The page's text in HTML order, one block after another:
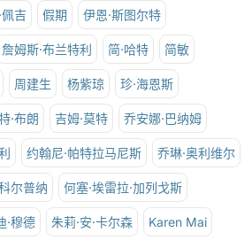
吉 假期 伊恩·斯图尔特
詹姆斯·布兰特利 简·哈特 简敏
周建生 杨紫琼 珍·海恩斯
·布朗 吉姆·莫特 乔安娜·巴纳姆
约翰尼·帕特拉马尼斯 乔琳·奥利维尔
尔普纳 何塞·埃雷拉·加列戈斯
·穆德 朱莉·安·卡尔森 Karen Mai